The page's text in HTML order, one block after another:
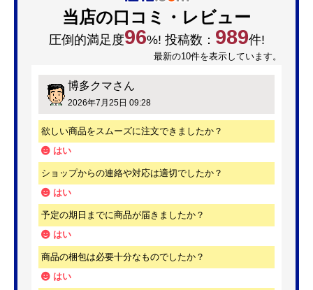
当店の口コミ・レビュー
圧倒的満足度96%! 投稿数： 989件!
最新の10件を表示しています。
博多クマさん
2026年7月25日 09:28
欲しい商品をスムーズに注文できましたか？
はい
ショップからの連絡や対応は適切でしたか？
はい
予定の期日までに商品が届きましたか？
はい
商品の梱包は必要十分なものでしたか？
はい